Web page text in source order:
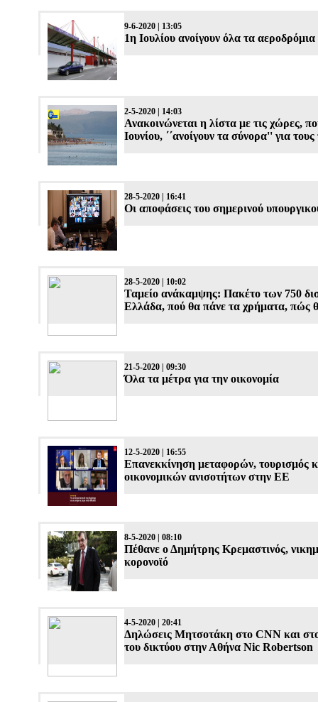
9-6-2020 | 13:05
1η Ιουλίου ανοίγουν όλα τα
2-5-2020 | 14:03
Ανακοινώνεται η λίστα με τις χώρες,
Ιουνίου, ΄΄ανοίγουν τα σύνορα'' για τους
28-5-2020 | 16:41
Οι αποφάσεις του σημερινού
28-5-2020 | 10:02
Ταμείο ανάκαμψης: Πακέτο των 750
Ελλάδα, πού θα πάνε τα χρήματα, πώς
21-5-2020 | 09:30
Όλα τα μέτρα για την οικονομία
12-5-2020 | 16:55
Επανεκκίνηση μεταφορών, τουρισμός
οικονομικών ανισοτήτων στην ΕΕ
8-5-2020 | 08:10
Πέθανε ο Δημήτρης Κρεμαστινός,
κορονοϊό
4-5-2020 | 20:41
Δηλώσεις Μητσοτάκη στο CNN και
του δικτύου στην Αθήνα Nic Robertson